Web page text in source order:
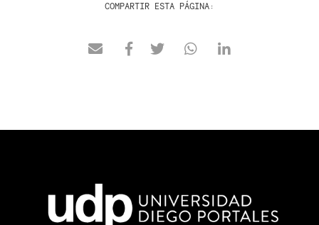
COMPARTIR ESTA PÁGINA: